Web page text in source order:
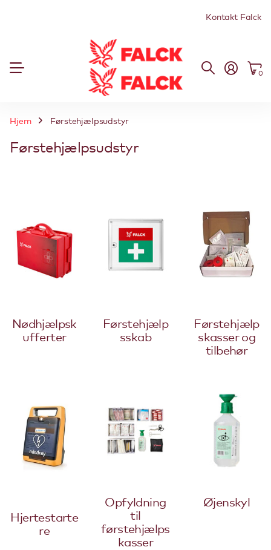
Kontakt Falck
0
Hjem Førstehjælpsudstyr
Førstehjælpsudstyr
Nødhjælpsk
ufferter
Førstehjælp
sskab
Førstehjælp
skasser og
tilbehør
Hjertestarte
re
Opfyldning
til
førstehjælps
kasser
Øjenskyl